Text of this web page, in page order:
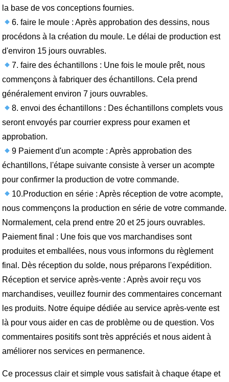
la base de vos conceptions fournies.
6. faire le moule : Après approbation des dessins, nous
procédons à la création du moule. Le délai de production est
d'environ 15 jours ouvrables.
7. faire des échantillons : Une fois le moule prêt, nous
commençons à fabriquer des échantillons. Cela prend
généralement environ 7 jours ouvrables.
8. envoi des échantillons : Des échantillons complets vous
seront envoyés par courrier express pour examen et
approbation.
9 Paiement d'un acompte : Après approbation des
échantillons, l'étape suivante consiste à verser un acompte
pour confirmer la production de votre commande.
10.Production en série : Après réception de votre acompte,
nous commençons la production en série de votre commande.
Normalement, cela prend entre 20 et 25 jours ouvrables.
Paiement final : Une fois que vos marchandises sont
produites et emballées, nous vous informons du règlement
final. Dès réception du solde, nous préparons l'expédition.
Réception et service après-vente : Après avoir reçu vos
marchandises, veuillez fournir des commentaires concernant
les produits. Notre équipe dédiée au service après-vente est
là pour vous aider en cas de problème ou de question. Vos
commentaires positifs sont très appréciés et nous aident à
améliorer nos services en permanence.
Ce processus clair et simple vous satisfait à chaque étape et